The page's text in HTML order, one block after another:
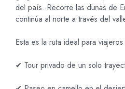
del país. Recorre las dunas de
continúa al norte a través del
Esta es la ruta ideal para
✔ Tour privado de un solo